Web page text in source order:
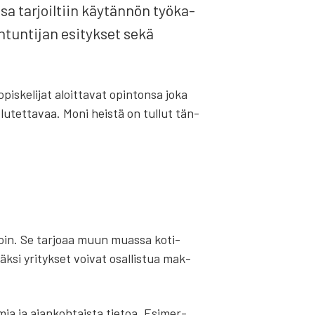
tar­joil­tiin käy­tän­nön työ­ka­
esi­tyk­set sekä
aloit­ta­vat opin­ton­sa joka
Moni heis­tä on tul­lut tän­
Se tar­jo­aa muun muas­sa koti­
yri­tyk­set voi­vat osal­lis­tua mak­